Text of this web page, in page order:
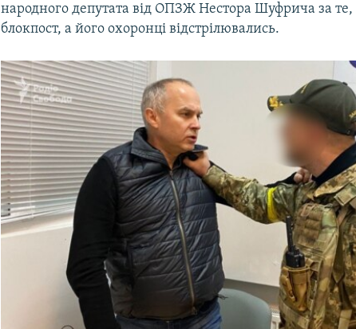
народного депутата від ОПЗЖ Нестора Шуфрича за те,
блокпост, а його охоронці відстрілювались.